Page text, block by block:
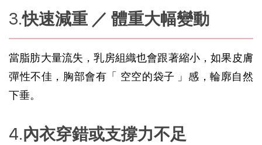
快速減重 ／ 體重大幅變動
當脂肪大量流失，乳房組織也會跟著縮小，如果皮膚
彈性不佳，胸部會有「 空空的袋子 」感，輪廓自然
下垂。
內衣穿錯或支撐力不足